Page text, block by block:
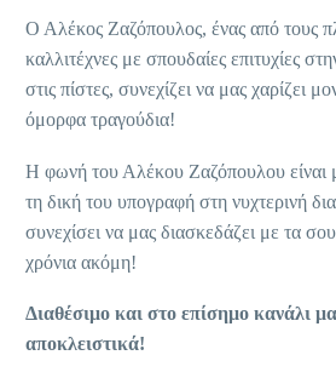
Ο Αλέκος Ζαζόπουλος, ένας από τους
καλλιτέχνες με σπουδαίες επιτυχίες
στις πίστες, συνεχίζει να μας χαρίζει
όμορφα τραγούδια!
Η φωνή του Αλέκου Ζαζόπουλου είναι
τη δική του υπογραφή στη νυχτερινή
συνεχίσει να μας διασκεδάζει με τα
χρόνια ακόμη!
Διαθέσιμο και στο επίσημο κανάλι
αποκλειστικά!